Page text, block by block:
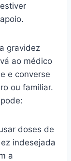
gravidez
ao médico
e converse
ou familiar.
doses de
indesejada
a